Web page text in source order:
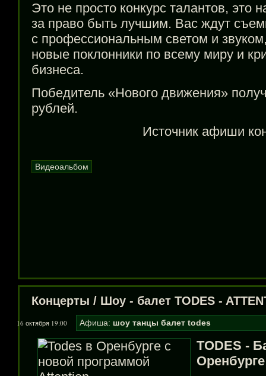
Это не просто конкурс талантов, это
за право быть лучшим. Вас ждут
с профессиональным светом и
новые поклонники по всему миру и
бизнеса.
Победитель «Нового движения»
рублей.
Источник афиши
Видеоальбом
Концерты / Шоу - балет TODES -
16 октября 19:00 Афиша: шоу танцы балет todes
TODES -
Оренбурге